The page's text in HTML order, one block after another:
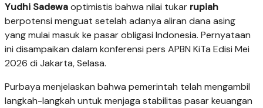
Yudhi Sadewaoptimistis bahwa nilai tukar rupiah
berpotensi menguat setelah adanya aliran dana asing
yang mulai masuk ke pasar obligasi Indonesia. Pernyataan
ini disampaikan dalam konferensi pers APBN KiTa Edisi Mei
2026 di Jakarta, Selasa.
Purbaya menjelaskan bahwa pemerintah telah mengambil
langkah-langkah untuk menjaga stabilitas pasar keuangan